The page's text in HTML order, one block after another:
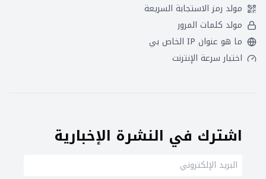
مولد رمز الاستجابة السريعة
مولد كلمات المرور
ما هو عنوان IP الخاص بي
اختبار سرعة الإنترنت
اشترك في النشرة الإخبارية